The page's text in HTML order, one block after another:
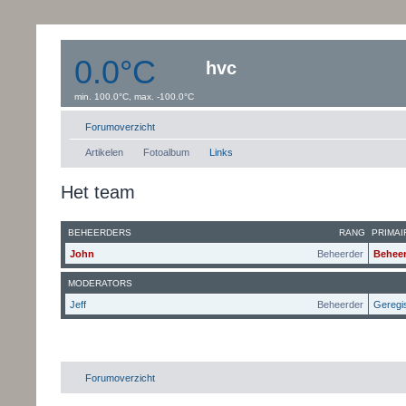
0.0°C
min. 100.0°C, max. -100.0°C
Windsnelheid:0 km/uur
hvc
Forumoverzicht
Artikelen Fotoalbum Links
Het team
RANG
BEHEERDERS
Beheerder
John
MODERATORS
Beheerder
Jeff
Forumoverzicht